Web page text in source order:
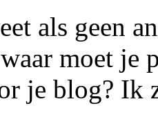
als geen
moet je
je blog? Ik